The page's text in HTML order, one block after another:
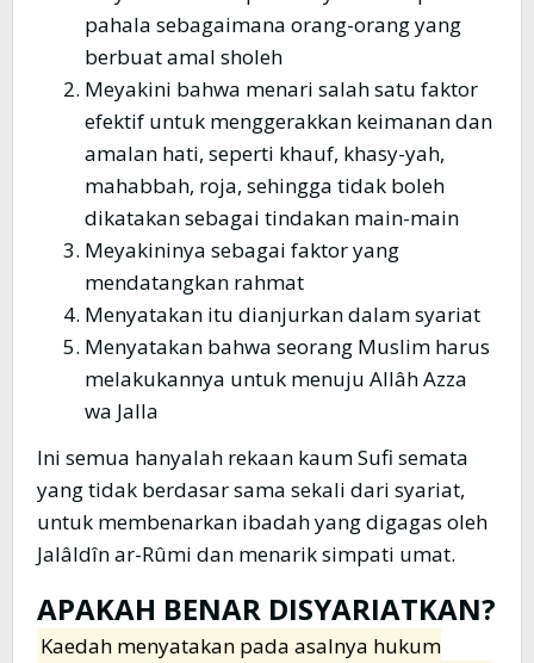
pahala sebagaimana orang-orang yang
berbuat amal sholeh
Meyakini bahwa menari salah satu faktor
efektif untuk menggerakkan keimanan dan
amalan hati, seperti khauf, khasy-yah,
mahabbah, roja, sehingga tidak boleh
dikatakan sebagai tindakan main-main
Meyakininya sebagai faktor yang
mendatangkan rahmat
Menyatakan itu dianjurkan dalam syariat
Menyatakan bahwa seorang Muslim harus
melakukannya untuk menuju Allâh Azza
wa Jalla
Ini semua hanyalah rekaan kaum Sufi semata
yang tidak berdasar sama sekali dari syariat,
untuk membenarkan ibadah yang digagas oleh
Jalâldîn ar-Rûmi dan menarik simpati umat.
APAKAH BENAR DISYARIATKAN?
Kaedah menyatakan pada asalnya hukum